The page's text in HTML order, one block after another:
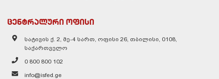
ცენტრალური ოფისი
სატივის ქ. 2, მე-4 სართ, ოფისი 26, თბილისი, 0108,
საქართველო
0 800 800 102
info@isfed.ge